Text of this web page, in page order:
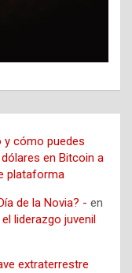
y cómo puedes
en Bitcoin a
plataforma
de la Novia? - en
liderazgo juvenil
extraterrestre